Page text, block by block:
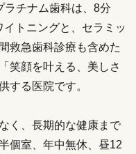
ラチナム歯科は、8分
トニングと、セラミッ
救急歯科診療も含めた
笑顔を叶える、美しさ
する医院です。
く、長期的な健康まで
個室、年中無休、昼12